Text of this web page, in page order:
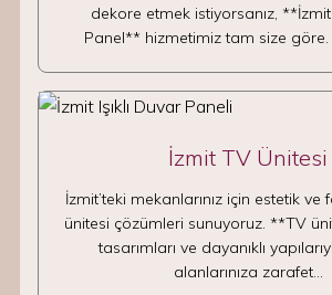
dekore etmek istiyorsanız,
Panel** hizmetimiz tam size göre.
İzmit TV Ünitesi
İzmit’teki mekanlarınız için estetik
ünitesi çözümleri sunuyoruz. **TV
tasarımları ve dayanıklı
alanlarınıza zarafet…